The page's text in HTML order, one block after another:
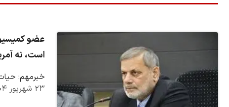
عضو
است، نه
خبرمهم:
۲۳ شهریور ۱۴۰۴